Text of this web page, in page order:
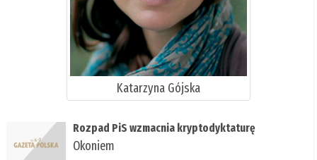
Katarzyna Gójska
Rozpad PiS wzmacnia kryptodyktaturę
Okoniem